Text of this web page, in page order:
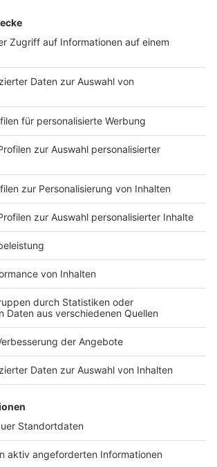
ARTIKEL
keine Artikel gemerkt
mit einem
GROUP
Kontakt
Studio-Hotline
Verkehrs-Hotline
Newsletter